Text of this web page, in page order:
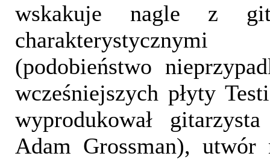
wskakuje nagle z
(podobieństwo
wcześniejszych płyty
wyprodukował
Adam Grossman),